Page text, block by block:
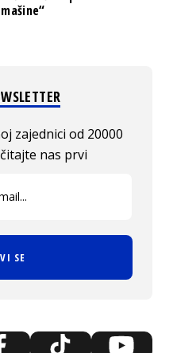
zajednici od 20000
nas prvi
SE